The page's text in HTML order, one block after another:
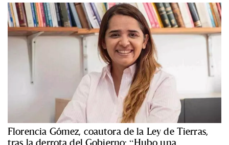
Florencia Gómez, coautora de la Ley de Tierras,
tras la derrota del Gobierno: “Hubo una